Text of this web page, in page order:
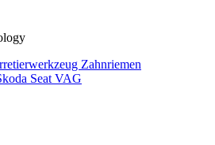
Zahnriemen
Seat VAG